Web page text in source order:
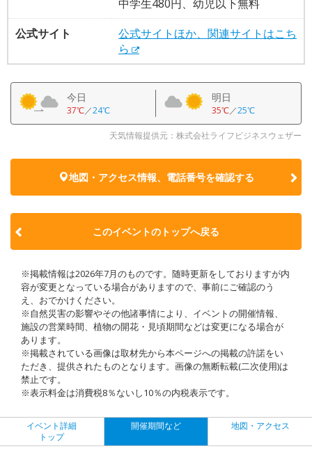
中学生480円、幼児以下無料
公式サイト
公式サイトほか、関連サイトはこち
ら
今日
37℃／24℃
明日
35℃／25℃
天気情報提供元：株式会社ライフビジネスウェザー
地図・アクセス情報、電話番号を確認する
このイベントのトップへ戻る
※掲載情報は2026年7月のものです。随時更新をしておりますが内
容が変更となっている場合がありますので、事前にご確認のう
え、おでかけください。
※自然災害の影響やその他諸事情により、イベントの開催情報、
施設の営業時間、植物の開花・見頃期間などは変更になる場合が
あります。
※掲載されている画像は取材先から本ページへの掲載の許諾をい
ただき、提供されたものとなります。画像の無断転載(二次使用)は
禁止です。
※表示料金は消費税8％ないし10％の内税表示です。
イベント詳細
トップ
開催期間など 地図・アクセス